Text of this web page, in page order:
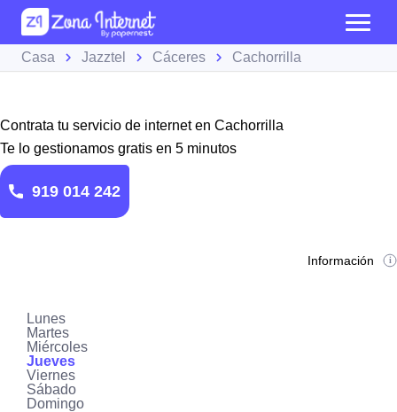
Casa Jazztel Cáceres Cachorrilla
Contrata tu servicio de internet en Cachorrilla
Te lo gestionamos gratis en 5 minutos
919 014 242
Información
Lunes
Martes
Miércoles
Jueves
Viernes
Sábado
Domingo